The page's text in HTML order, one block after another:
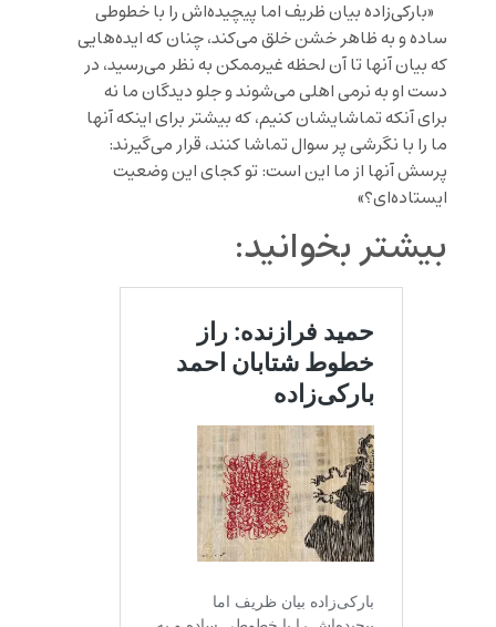
«بارکی‌زاده بیان ظریف اما پیچیده‌اش را با خطوطی
ساده و به ظاهر خشن خلق می‌کند، چنان که ایده‌هایی
که بیان آنها تا آن لحظه غیرممکن به نظر می‌رسید، در
دست او به نرمی اهلی می‌شوند و جلو دیدگان ما نه
برای آنکه تماشایشان کنیم، که بیشتر برای اینکه آنها
ما را با نگرشی پر سوال تماشا کنند، قرار می‌گیرند:
پرسش آنها از ما این است: تو کجای این وضعیت
ایستاده‌ای؟»
بیشتر بخوانید: